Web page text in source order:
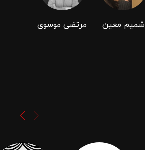
شمیم معین مرتضی موسوی